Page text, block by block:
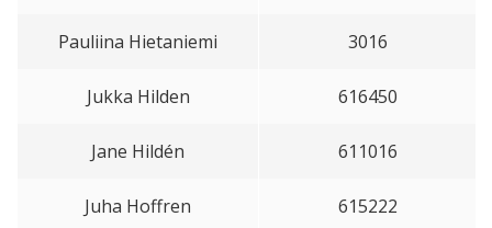
Pauliina Hietaniemi 3016
Jukka Hilden 616450
Jane Hildén 611016
Juha Hoffren 615222